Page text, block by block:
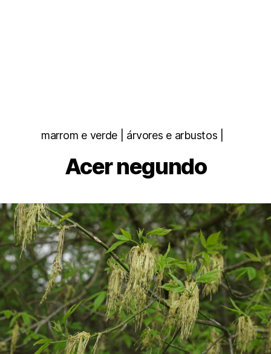
Categorias
marrom e verde | árvores e arbustos |
Acer negundo